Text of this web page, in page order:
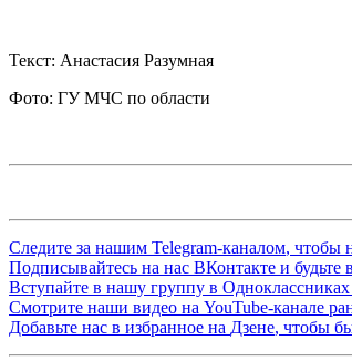
Текст: Анастасия Разумная
Фото: ГУ МЧС по области
Следите за нашим Telegram-каналом, чтобы
Подписывайтесь на нас ВКонтакте и будьте
Вступайте в нашу группу в Одноклассниках
Смотрите наши видео на YouTube-канале
Добавьте нас в избранное на Дзене, чтобы